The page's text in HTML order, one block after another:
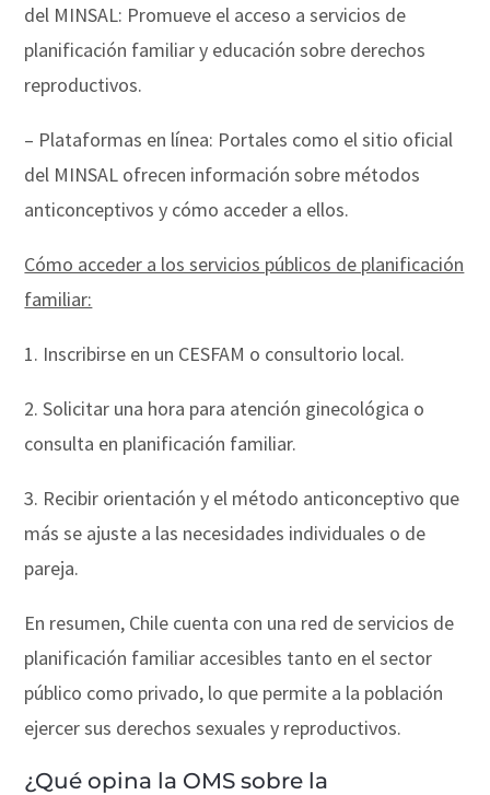
del MINSAL: Promueve el acceso a servicios de
planificación familiar y educación sobre derechos
reproductivos.
– Plataformas en línea: Portales como el sitio oficial
del MINSAL ofrecen información sobre métodos
anticonceptivos y cómo acceder a ellos.
Cómo acceder a los servicios públicos de planificación
familiar:
1. Inscribirse en un CESFAM o consultorio local.
2. Solicitar una hora para atención ginecológica o
consulta en planificación familiar.
3. Recibir orientación y el método anticonceptivo que
más se ajuste a las necesidades individuales o de
pareja.
En resumen, Chile cuenta con una red de servicios de
planificación familiar accesibles tanto en el sector
público como privado, lo que permite a la población
ejercer sus derechos sexuales y reproductivos.
¿Qué opina la OMS sobre la